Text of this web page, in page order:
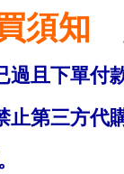
須知
過且下單付
止第三方代